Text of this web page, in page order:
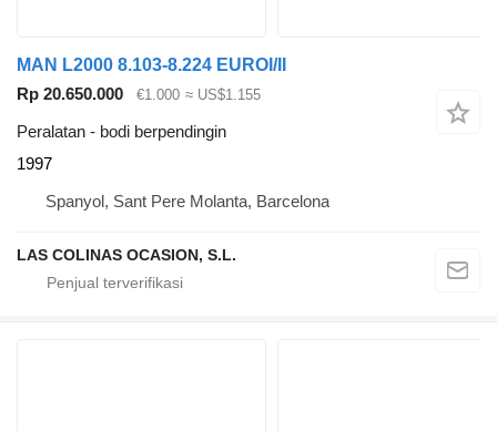
MAN L2000 8.103-8.224 EUROI/II
Rp 20.650.000
€1.000 ≈ US$1.155
Peralatan - bodi berpendingin
1997
Spanyol, Sant Pere Molanta, Barcelona
LAS COLINAS OCASION, S.L.